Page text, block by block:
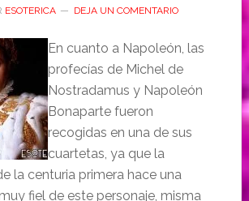
ESOTERICA DEJA UN COMENTARIO
En cuanto a Napoleón, las
profecías de Michel de
Nostradamus y Napoleón
Bonaparte fueron
recogidas en una de sus
cuartetas, ya que la
la centuria primera hace una
fiel de este personaje, misma